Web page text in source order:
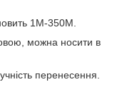
1M-350М.
можна носити в
перенесення.